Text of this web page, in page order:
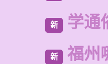
新 学通
新 福州